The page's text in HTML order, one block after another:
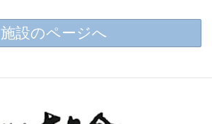
施設のページへ